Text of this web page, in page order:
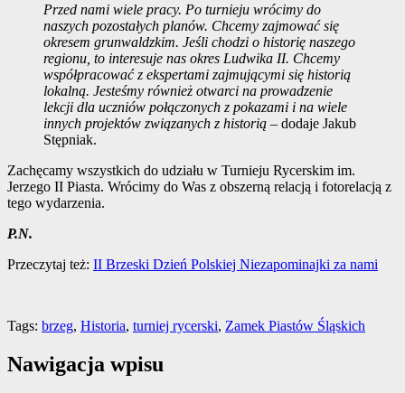
Przed nami wiele pracy. Po turnieju wrócimy do
naszych pozostałych planów. Chcemy zajmować się
okresem grunwaldzkim. Jeśli chodzi o historię naszego
regionu, to interesuje nas okres Ludwika II. Chcemy
współpracować z ekspertami zajmującymi się historią
lokalną. Jesteśmy również otwarci na prowadzenie
lekcji dla uczniów połączonych z pokazami i na wiele
innych projektów związanych z historią – dodaje Jakub
Stępniak.
Zachęcamy wszystkich do udziału w Turnieju Rycerskim im.
Jerzego II Piasta. Wrócimy do Was z obszerną relacją i fotorelacją z
tego wydarzenia.
P.N.
Przeczytaj też: II Brzeski Dzień Polskiej Niezapominajki za nami
Tags: brzeg, Historia, turniej rycerski, Zamek Piastów Śląskich
Nawigacja wpisu